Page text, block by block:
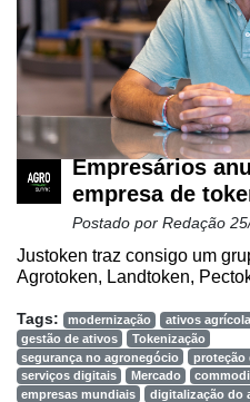
Empresários
empresa de
Postado por Redação
Justoken traz consigo um
Agrotoken, Landtoken,
Tags: modernização
ativos
gestão de ativos
Tokenização
segurança no agronegócio
proteção
serviços digitais
Mercado
empresas mundiais
digitalização do